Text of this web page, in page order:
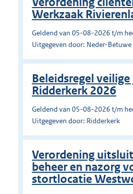
Werkzaak
Geldend van 05-08-2026 t/m
Uitgegeven door: Neder-Betuwe
Beleidsregel
Ridderkerk 2026
Geldend van 05-08-2026 t/m
Uitgegeven door: Ridderkerk
Verordening
beheer en nazorg
stortlocatie